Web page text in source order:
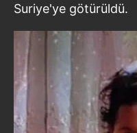
Suriye'ye götürüldü.